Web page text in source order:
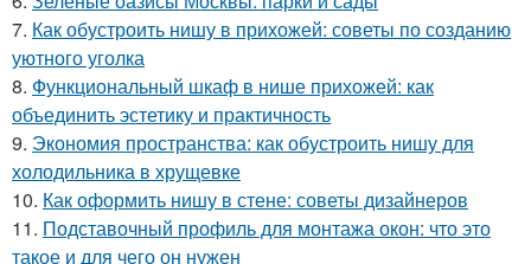
7. Как обустроить нишу в прихожей: советы по созданию
уютного уголка
8. Функциональный шкаф в нише прихожей: как
объединить эстетику и практичность
9. Экономия пространства: как обустроить нишу для
холодильника в хрущевке
10. Как оформить нишу в стене: советы дизайнеров
11. Подставочный профиль для монтажа окон: что это
такое и для чего он нужен